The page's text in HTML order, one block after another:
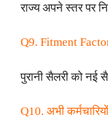
राज्य अपने स्तर पर
Q9. Fitment Factor
पुरानी सैलरी को नई
Q10. अभी